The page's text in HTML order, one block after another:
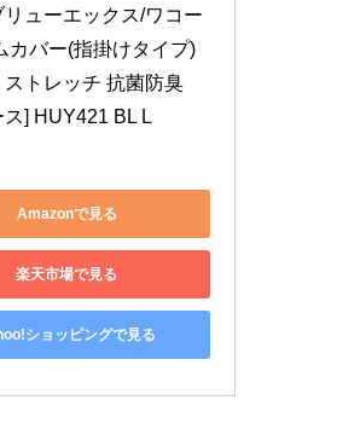
リューエックス/ワコー
カバー(指掛けタイプ)
ストレッチ 抗菌防臭
ス] HUY421 BL L
Amazonで見る
楽天市場で見る
ショッピングで見る